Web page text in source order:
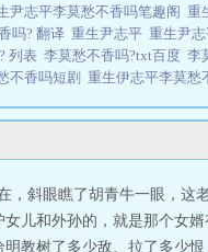
尹志平李莫愁不香吗笔趣阁 重
吗? 翻译 重生尹志平 重生尹
列表 李莫愁不香吗?txt百度 李
不香吗短剧 重生伊志平李莫愁
txt李莫愁不香吗? 在线阅读李
到底我们谁想当龙骑士？问
志平：你好意思说我？重生
斜眼瞧了胡青牛一眼，这
儿和外孙的，就是那个女
教树了多少敌、拉了多少